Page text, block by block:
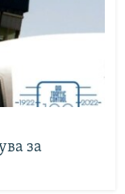
за